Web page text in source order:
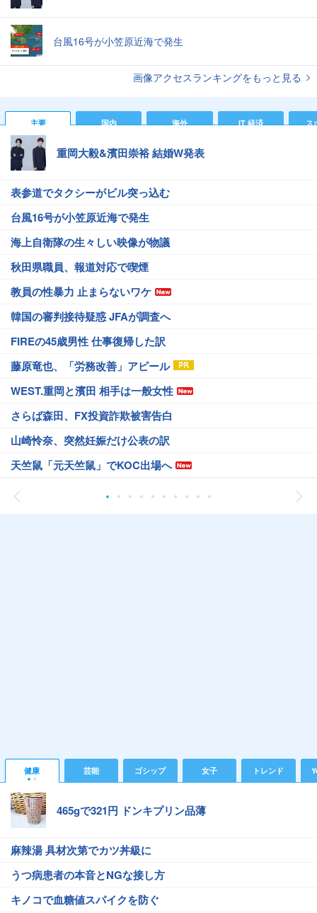
台風16号が小笠原近海で発生
画像アクセスランキングをもっと見る
主要 国内 海外 IT 経済 ス
重岡大毅&濱田崇裕 結婚W発表
表参道でタクシーがビル突っ込む
台風16号が小笠原近海で発生
海上自衛隊の生々しい映像が物議
秋田県職員、報道対応で喫煙
教員の性暴力 止まらないワケ
韓国の審判接待疑惑 JFAが調査へ
FIREの45歳男性 仕事復帰した訳
藤原竜也、「労務改善」アピール
WEST.重岡と濱田 相手は一般女性
さらば森田、FX投資詐欺被害告白
山崎怜奈、突然妊娠だけ公表の訳
天竺鼠「元天竺鼠」でKOC出場へ
健康 芸能 ゴシップ 女子 トレンド
465gで321円 ドンキプリン品薄
麻辣湯 具材次第でカツ丼級に
うつ病患者の本音とNGな接し方
キノコで血糖値スパイクを防ぐ